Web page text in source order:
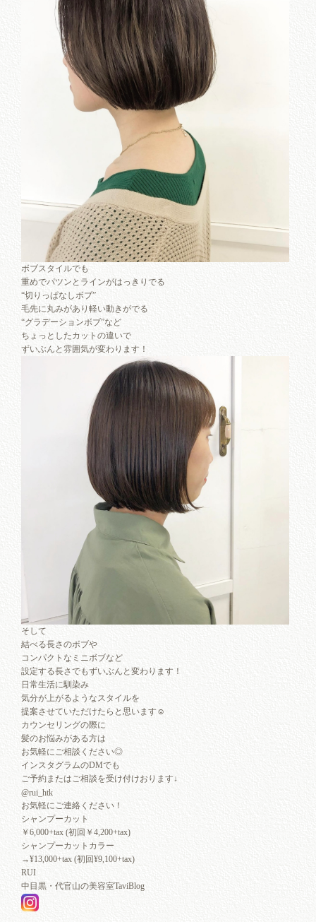
ボブスタイルでも
重めでパツンとラインがはっきりでる
“切りっぱなしボブ”
毛先に丸みがあり軽い動きがでる
“グラデーションボブ”など
ちょっとしたカットの違いで
ずいぶんと雰囲気が変わります！
そして
結べる長さのボブや
コンパクトなミニボブなど
設定する長さでもずいぶんと変わります！
日常生活に馴染み
気分が上がるようなスタイルを
提案させていただけたらと思います☺︎
カウンセリングの際に
髪のお悩みがある方は
お気軽にご相談ください◎
インスタグラムのDMでも
ご予約またはご相談を受け付けおります↓
@rui_htk
お気軽にご連絡ください！
シャンプーカット
￥6,000+tax (初回￥4,200+tax)
シャンプーカットカラー
→¥13,000+tax (初回¥9,100+tax)
RUI
中目黒・代官山の美容室TaviBlog